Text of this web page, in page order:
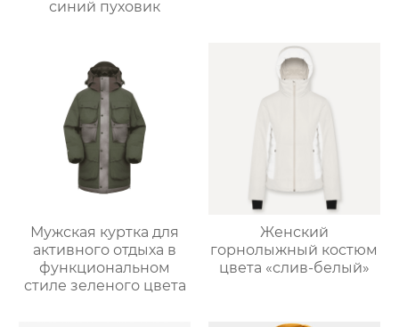
синий пуховик
Мужская куртка для
активного отдыха в
функциональном
стиле зеленого цвета
Женский
горнолыжный костюм
цвета «слив-белый»